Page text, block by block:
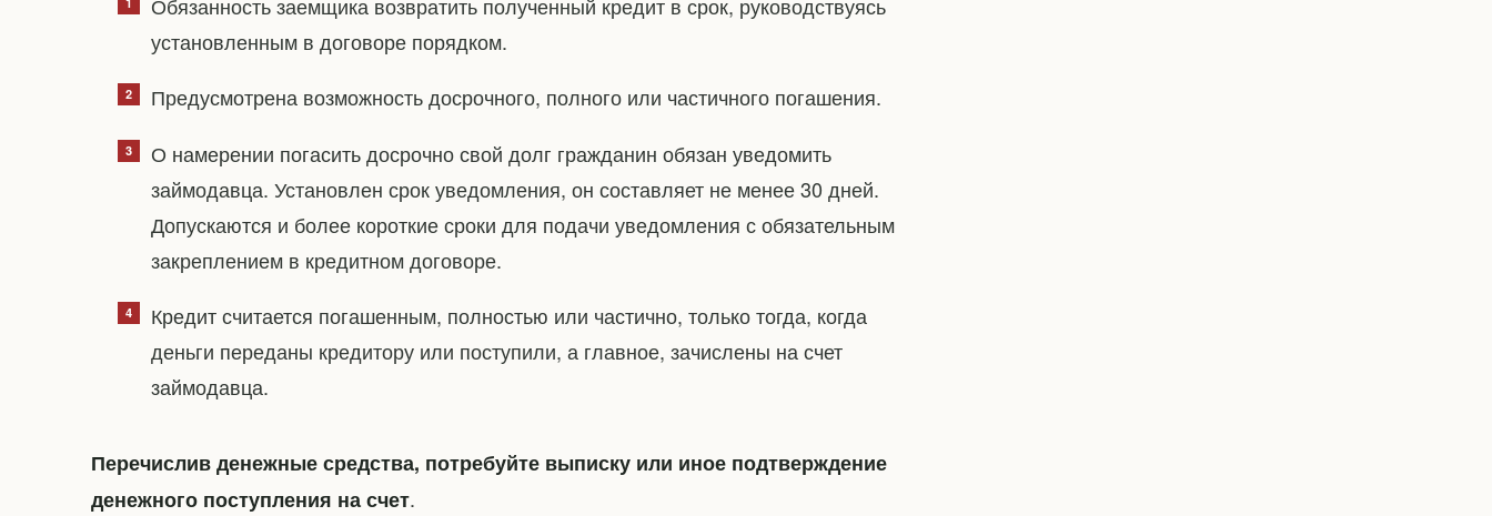
установленным в договоре порядком.
Предусмотрена возможность досрочного, полного или частичного погашения.
О намерении погасить досрочно свой долг гражданин обязан уведомить
займодавца. Установлен срок уведомления, он составляет не менее 30 дней.
Допускаются и более короткие сроки для подачи уведомления с обязательным
закреплением в кредитном договоре.
Кредит считается погашенным, полностью или частично, только тогда, когда
деньги переданы кредитору или поступили, а главное, зачислены на счет
займодавца.
Перечислив денежные средства, потребуйте выписку или иное подтверждение
денежного поступления на счет.